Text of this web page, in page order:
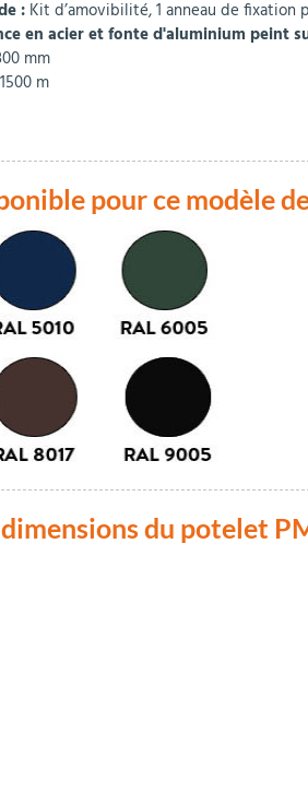
: Kit d’amovibilité, 1 anneau de fixation
en acier et fonte d'aluminium peint
mm
m
pour ce modèle
dimensions du potelet